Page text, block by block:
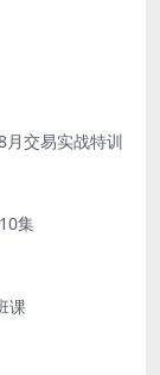
交易实战特训
集
课